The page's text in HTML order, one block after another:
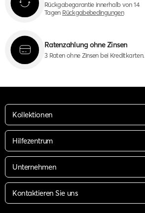
Rückgabegarantie innerhalb von 14
Tagen Rückgabebedingungen
Ratenzahlung ohne Zinsen
3 Raten ohne Zinsen bei Kreditkarten.
Kollektionen
Hilfezentrum
Unternehmen
Kontaktieren Sie uns